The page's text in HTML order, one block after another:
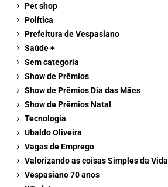
Pet shop
Política
Prefeitura de Vespasiano
Saúde +
Sem categoria
Show de Prêmios
Show de Prêmios Dia das Mães
Show de Prêmios Natal
Tecnologia
Ubaldo Oliveira
Vagas de Emprego
Valorizando as coisas Simples da Vida
Vespasiano 70 anos